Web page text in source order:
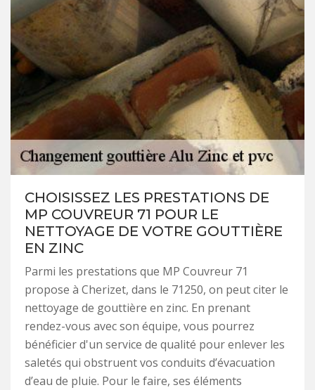
CHOISISSEZ LES PRESTATIONS DE
MP COUVREUR 71 POUR LE
NETTOYAGE DE VOTRE GOUTTIÈRE
EN ZINC
Parmi les prestations que MP Couvreur 71
propose à Cherizet, dans le 71250, on peut citer le
nettoyage de gouttière en zinc. En prenant
rendez-vous avec son équipe, vous pourrez
bénéficier d'un service de qualité pour enlever les
saletés qui obstruent vos conduits d’évacuation
d’eau de pluie. Pour le faire, ses éléments